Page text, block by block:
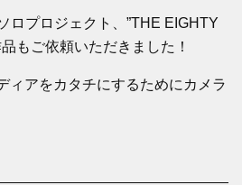
ロプロジェクト、”THE EIGHTY
もご依頼いただきました！
ィアをカタチにするためにカメラ